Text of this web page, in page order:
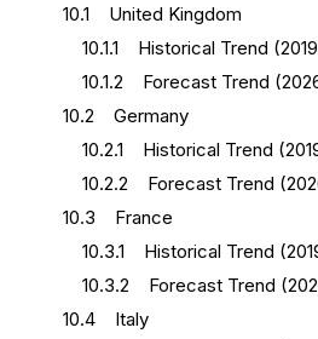
10.1 United Kingdom
10.1.1 Historical Trend
10.1.2 Forecast Trend
10.2 Germany
10.2.1 Historical Trend
10.2.2 Forecast Trend
10.3 France
10.3.1 Historical Trend
10.3.2 Forecast Trend
10.4 Italy